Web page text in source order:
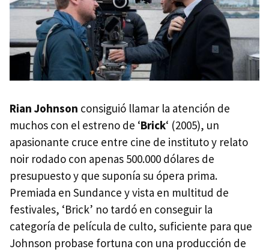
Rian Johnson consiguió llamar la atención de
muchos con el estreno de ‘Brick‘ (2005), un
apasionante cruce entre cine de instituto y relato
noir rodado con apenas 500.000 dólares de
presupuesto y que suponía su ópera prima.
Premiada en Sundance y vista en multitud de
festivales, ‘Brick’ no tardó en conseguir la
categoría de película de culto, suficiente para que
Johnson probase fortuna con una producción de